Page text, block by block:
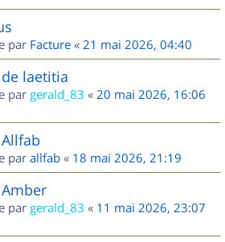
par Facture « 21 mai 2026, 04:40
laetitia
par gerald_83 « 20 mai 2026, 16:06
par allfab « 18 mai 2026, 21:19
par gerald_83 « 11 mai 2026, 23:07